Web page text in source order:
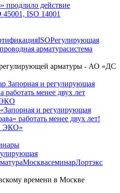
продлило действие
45001, ISO 14001
ISOРегулирующая
арматурасистема
арматуры - АО «ДС
и регулирующая
работать менее двух лет!
ЭКО»
МосквасеминарЛортэкс
времени в Москве